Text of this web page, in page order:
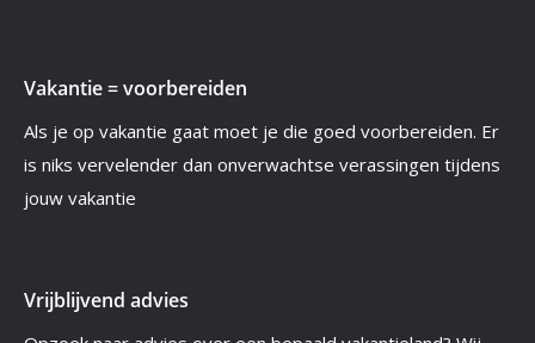
Vakantie = voorbereiden
Als je op vakantie gaat moet je die goed voorbereiden. Er
is niks vervelender dan onverwachtse verassingen tijdens
jouw vakantie
Vrijblijvend advies